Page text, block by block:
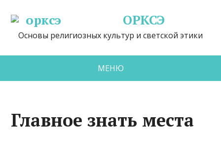
ОРКСЭ
Основы религиозных культур и светской этики
МЕНЮ
Главное знать места